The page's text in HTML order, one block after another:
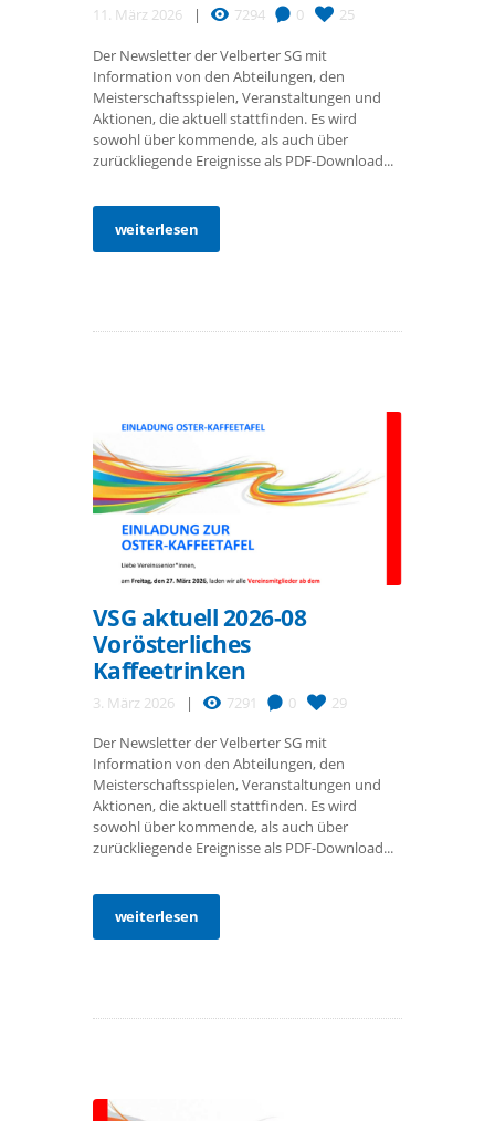
11. März 2026 7294 0 25
Der Newsletter der Velberter SG mit
Information von den Abteilungen, den
Meisterschaftsspielen, Veranstaltungen und
Aktionen, die aktuell stattfinden. Es wird
sowohl über kommende, als auch über
zurückliegende Ereignisse als PDF-Download...
weiterlesen
VSG aktuell 2026-08
Vorösterliches
Kaffeetrinken
3. März 2026 7291 0 29
Der Newsletter der Velberter SG mit
Information von den Abteilungen, den
Meisterschaftsspielen, Veranstaltungen und
Aktionen, die aktuell stattfinden. Es wird
sowohl über kommende, als auch über
zurückliegende Ereignisse als PDF-Download...
weiterlesen